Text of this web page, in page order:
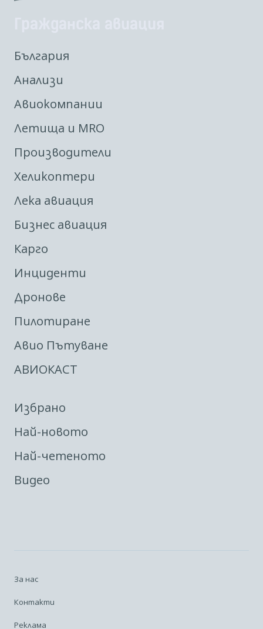
България
Анализи
Авиокомпании
Летища и MRO
Производители
Хеликоптери
Лека авиация
Бизнес авиация
Карго
Инциденти
Дронове
Пилотиране
Авио Пътуване
АВИОКАСТ
Избрано
Най-новото
Най-четеното
Видео
За нас
Контакти
Реклама